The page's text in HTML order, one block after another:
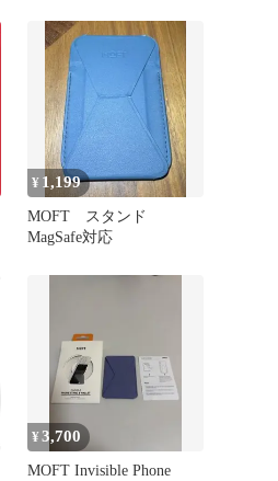
¥ 1,199
MOFT スタンド
MagSafe対応
¥3,700
MOFT Invisible Phone